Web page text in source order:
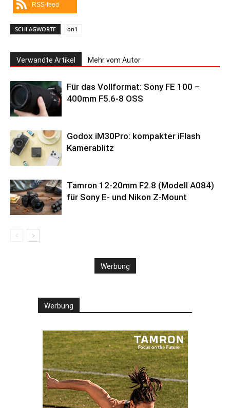
RSS-feed
SCHLAGWORTE on1
Verwandte Artikel Mehr vom Autor
Für das Vollformat: Sony FE 100 –
400mm F5.6-8 OSS
Godox iM30Pro: kompakter iFlash
Kamerablitz
Tamron 12-20mm F2.8 (Modell A084)
für Sony E- und Nikon Z-Mount
Werbung
Werbung